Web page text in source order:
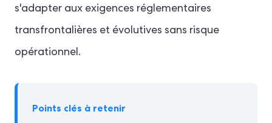
s'adapter aux exigences réglementaires
transfrontalières et évolutives sans risque
opérationnel.
Points clés à retenir